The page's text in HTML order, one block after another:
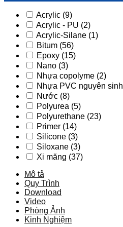
khổ
rộng
200,
chất
lượng
Special
lượng
Acrylic (9)
Acrylic - PU (2)
Acrylic-Silane (1)
Bitum (56)
Epoxy (15)
Nano (3)
Nhựa copolyme (2)
Nhựa PVC nguyên sinh
Nước (8)
Polyurea (5)
Polyurethane (23)
Primer (14)
Silicone (3)
Siloxane (3)
Xi măng (37)
Mô tả
Quy Trình
Download
Video
Phòng Ảnh
Kinh Nghiệm